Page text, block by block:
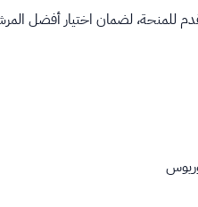
للمنحة، لضمان اختيار